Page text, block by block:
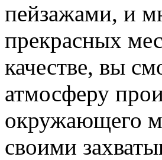
пейзажами, и
прекрасных
качестве, вы
атмосферу
окружающего
своими